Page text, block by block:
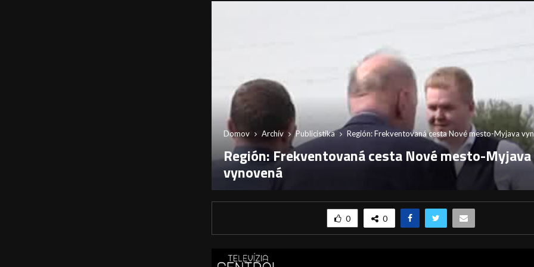
Domov Archív Publicistika Región: Frekventovaná cesta Nové mesto-Myjava
Región: Frekventovaná cesta Nové mesto-Myjava
vynovená
0 0